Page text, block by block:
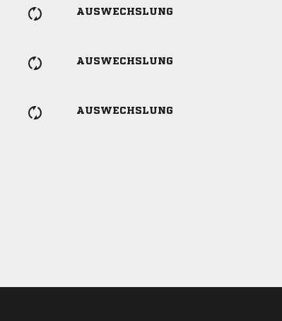
AUSWECHSLUNG
AUSWECHSLUNG
AUSWECHSLUNG